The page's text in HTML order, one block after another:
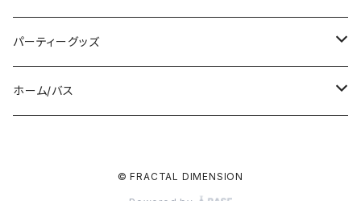
服飾雑貨
服飾雑貨
フーディー
ジャケット
トップス
長袖Tシャツ
ボトム
パーティーグッズ
帽子/マスク
ホーム/バス
© FRACTAL DIMENSION